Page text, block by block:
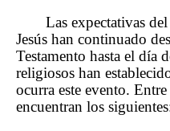
Las expectativas
Jesús han continuado
Testamento hasta el día
religiosos han
ocurra este evento.
encuentran los